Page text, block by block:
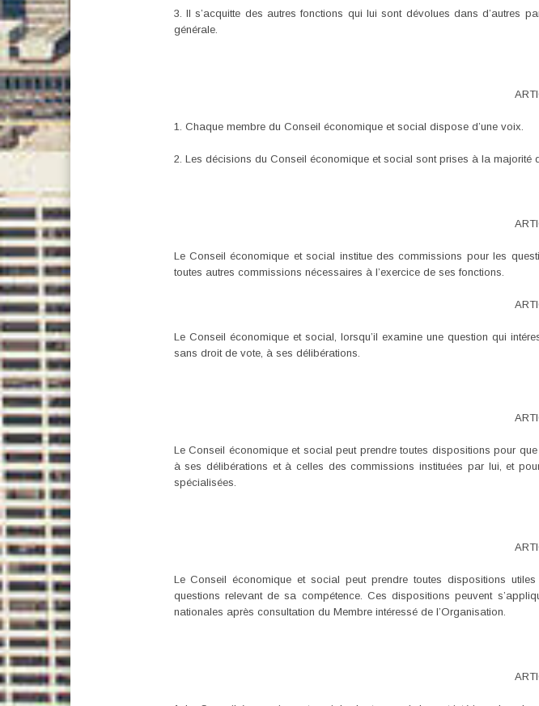
3. Il s’acquitte des autres fonctions qui lui sont dévolues dans d’autres
générale.
1. Chaque membre du Conseil économique et social dispose d’une voix.
2. Les décisions du Conseil économique et social sont prises à la majorité
Le Conseil économique et social institue des commissions pour les
toutes autres commissions nécessaires à l’exercice de ses fonctions.
Le Conseil économique et social, lorsqu’il examine une question qui
sans droit de vote, à ses délibérations.
Le Conseil économique et social peut prendre toutes dispositions pour
à ses délibérations et à celles des commissions instituées par lui, et
spécialisées.
Le Conseil économique et social peut prendre toutes dispositions
questions relevant de sa compétence. Ces dispositions peuvent
nationales après consultation du Membre intéressé de l’Organisation.